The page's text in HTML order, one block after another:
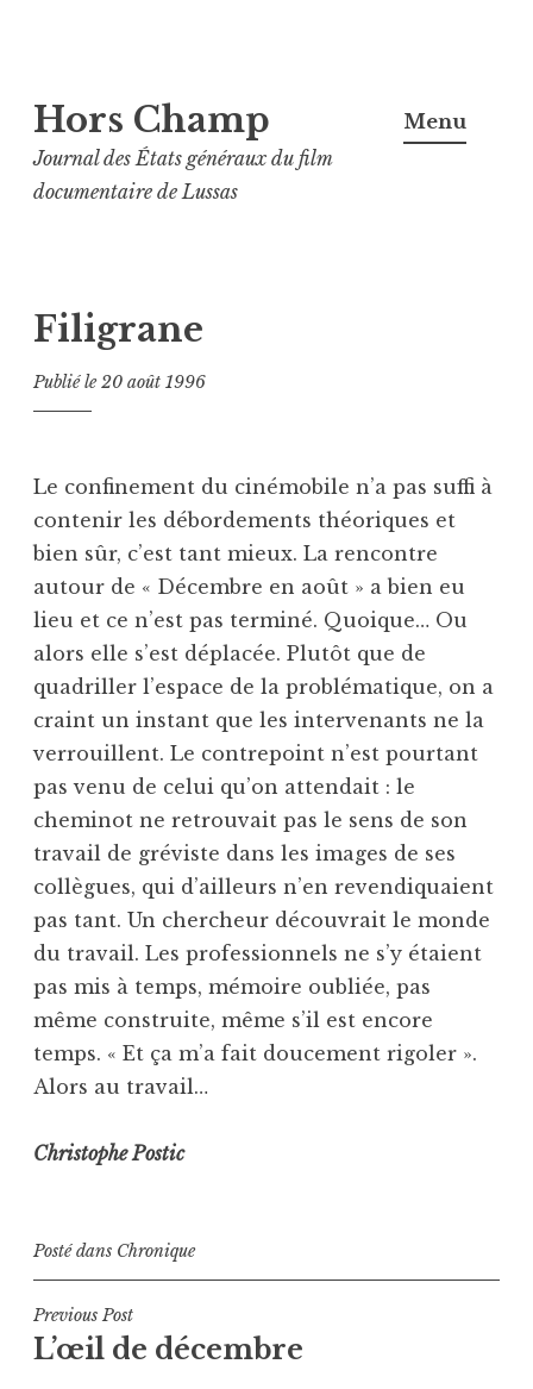
au
contenu
principal
Hors Champ
Journal des États généraux du film
documentaire de Lussas
Menu
Filigrane
Publié le20 août 1996
Le confinement du cinémobile n’a pas suffi à
contenir les débordements théoriques et
bien sûr, c’est tant mieux. La rencontre
autour de « Décembre en août » a bien eu
lieu et ce n’est pas terminé. Quoique… Ou
alors elle s’est déplacée. Plutôt que de
quadriller l’espace de la problématique, on a
craint un instant que les intervenants ne la
verrouillent. Le contrepoint n’est pourtant
pas venu de celui qu’on attendait : le
cheminot ne retrouvait pas le sens de son
travail de gréviste dans les images de ses
collègues, qui d’ailleurs n’en revendiquaient
pas tant. Un chercheur découvrait le monde
du travail. Les professionnels ne s’y étaient
pas mis à temps, mémoire oubliée, pas
même construite, même s’il est encore
temps. « Et ça m’a fait doucement rigoler ».
Alors au travail…
Christophe Postic
Posté dans Chronique
Navigation
de
Previous Post
L’œil de décembre